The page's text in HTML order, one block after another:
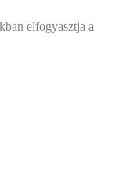
elfogyasztja a